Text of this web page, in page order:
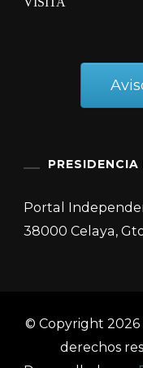
Portal
38000 Celaya,
© Copyright 2026
derechos